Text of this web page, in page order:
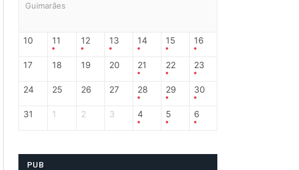
Guimarães
10 11 12 13 14 15 16
17 18 19 20 21 22 23
24 25 26 27 28 29 30
31 1 2 3 4 5 6
PUB